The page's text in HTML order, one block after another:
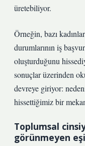
üretebiliyor.
Örneğin, bazı
durumlarının iş
oluşturduğunu
sonuçlar üzerinden
devreye giriyor:
hissettiğimiz bir
Toplumsal
görünmeyen